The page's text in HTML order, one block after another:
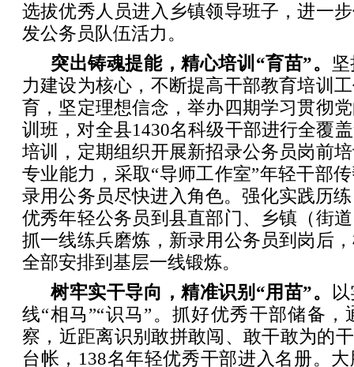
选拔优秀人员进入乡镇领导班子，进一
发公务员队伍活力。
突出铸魂提能，精心培训“育苗”。
力建设为核心，不断提高干部教育培训
育，坚定理想信念，举办四期学习贯彻
训班，对全县1430名科级干部进行全覆
培训，定期组织开展新招录公务员岗前
专业能力，采取“导师工作室”年轻干部
录用公务员尽快进入角色。强化实践历
优秀年轻公务员到县直部门、乡镇（街
抓一线练兵磨炼，新录用公务员到岗后
全部安排到基层一线锻炼。
树牢实干导向，精准识别“用苗”。
线“相马”“识马”。抓好优秀干部储备
察，近距离识别敢拼敢闯、敢干敢为的
台帐，138名年轻优秀干部进入名册。